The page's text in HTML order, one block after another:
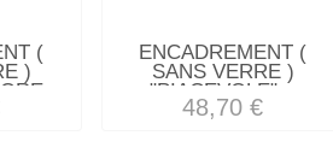
(
)
ENCADREMENT (
SANS VERRE )
"PIACEVOLE"...
48,70 €